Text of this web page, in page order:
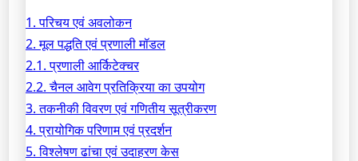
1. परिचय एवं अवलोकन
2. मूल पद्धति एवं प्रणाली मॉडल
2.1. प्रणाली आर्किटेक्चर
2.2. चैनल आवेग प्रतिक्रिया का उपयोग
3. तकनीकी विवरण एवं गणितीय सूत्रीकरण
4. प्रायोगिक परिणाम एवं प्रदर्शन
5. विश्लेषण ढांचा एवं उदाहरण केस